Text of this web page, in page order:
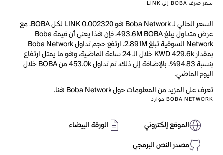
سعر صرف BOBA إلى LINK
السعر الحالي لـ Boba Network هو LINK 0.002320 لكل BOBA. مع
عرض متداول يبلغ 493.6M BOBA، فإن هذا يعني أن قيمة Boba
Network السوقية تبلغ 2.891M. ارتفع حجم تداول Boba Network
بمقدار KWD 429.6k خلال الـ 24 ساعة الماضية، وهو ما يمثل ارتفاع
بنسبة 94.83%. بالإضافة إلى ذلك، تم تداول 453.0k من BOBA خلال
اليوم الماضي.
تعرف على المزيد من المعلومات حول Boba Network هنا.
BOBA NETWORK موارد
الموقع إلكتروني
الورقة البيضاء
مصدر النص البرمجي